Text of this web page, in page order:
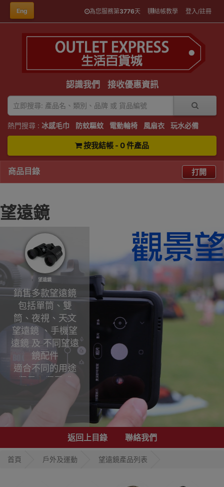
Eng 為您服務第3776天 結帳教學 登入/註冊
認識我們 接收優惠資訊
熱門搜尋 : 冰感毛巾 防蚊驅蚊 電動輪椅 風扇衣 玩水必備
按我結帳 - 0 件產品
商品目錄 打開
望遠鏡
望遠鏡
銷售多款望遠鏡
包括單筒、雙
筒、夜視、天文
望遠鏡 、手機望
遠鏡 及 不同望遠
鏡配件
適合不同的用途
觀星、觀看球
賽、演唱會、觀
鳥等望遠鏡歡迎
參觀選購，更可
為你推薦介紹你
多款適合演唱會
返回上目錄 聯絡我們
首頁 戶外及運動 望遠鏡產品列表